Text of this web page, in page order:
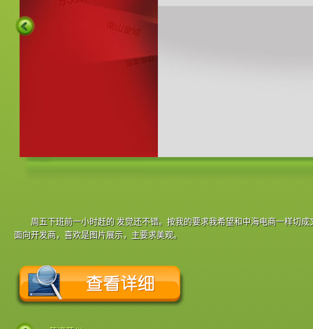
周五下班前一小时赶的 发觉还不错。按我的要求我希望和中海电商一样切
面向开发商，喜欢是图片展示，主要求美观。